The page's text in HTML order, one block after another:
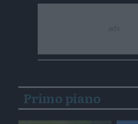
Primo piano